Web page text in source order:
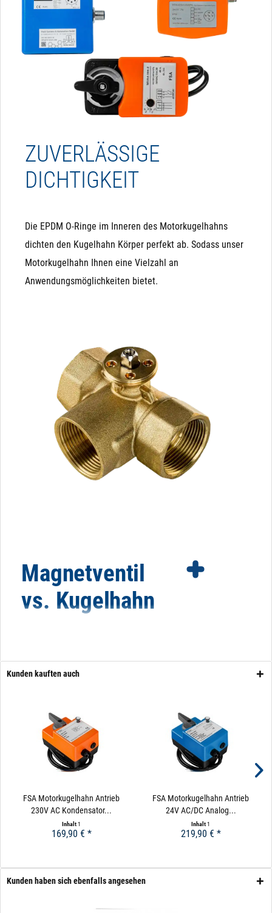
ZUVERLÄSSIGE
DICHTIGKEIT
Die EPDM O-Ringe im Inneren des Motorkugelhahns
dichten den Kugelhahn Körper perfekt ab. Sodass unser
Motorkugelhahn Ihnen eine Vielzahl an
Anwendungsmöglichkeiten bietet.
Magnetventil
vs. Kugelhahn
Einsatz eines Magnetventils und elektrischen
Magnetventile und die Ausschlusskriterien. Im nächsten
Abschnitt dann die Kriterien für und gegen elektrische
Kugelhähne.
Kunden kauften auch
FSA Motorkugelhahn Antrieb
230V AC Kondensator...
Inhalt1
169,90 € *
FSA Motorkugelhahn Antrieb
24V AC/DC Analog...
Inhalt1
219,90 € *
Kunden haben sich ebenfalls angesehen